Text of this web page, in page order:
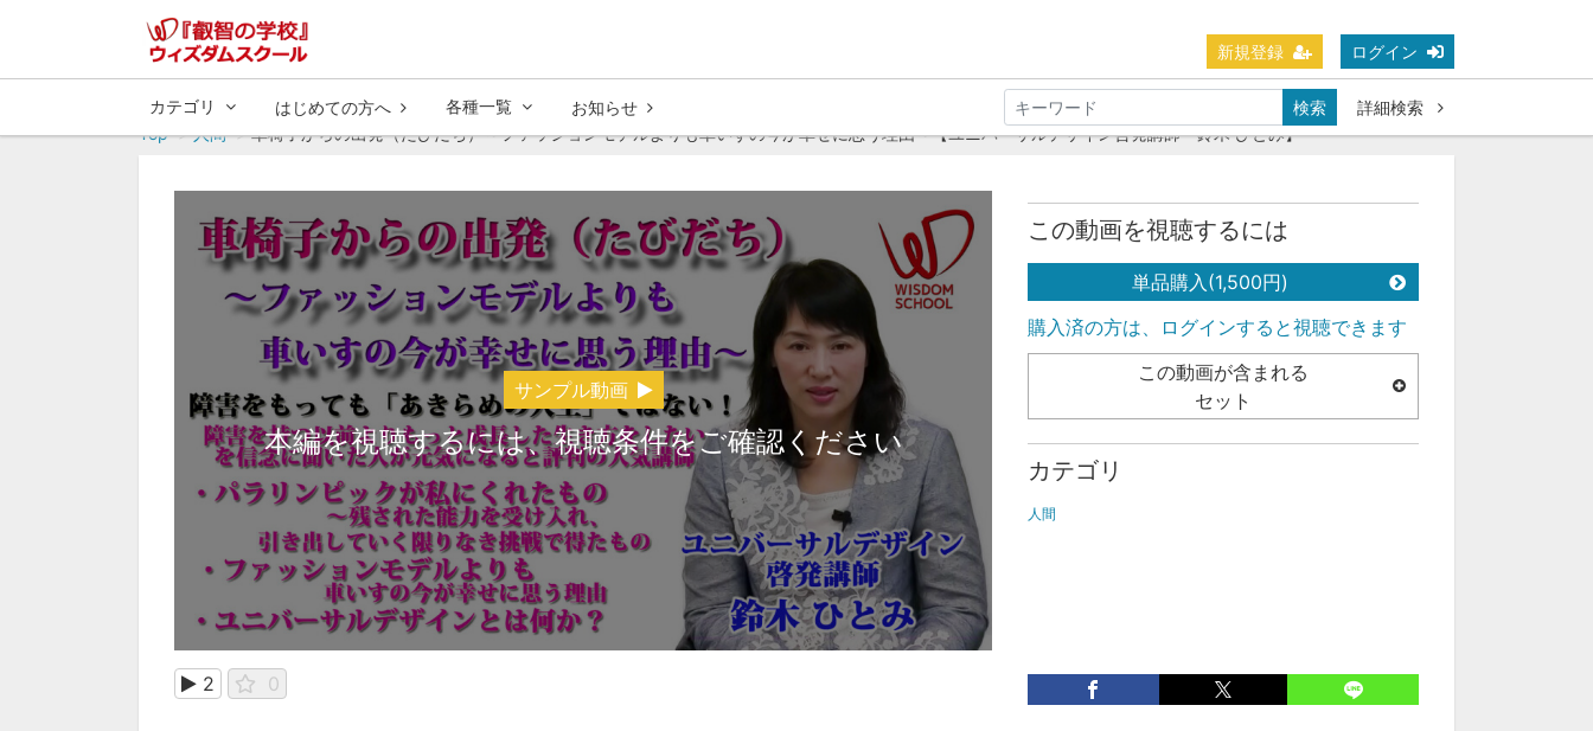
新規登録 ログイン
カテゴリ はじめての方へ 各種一覧 お知らせ 検索
詳細検索
Top
人間 車椅子からの出発（たびだち）～ファッションモデルよりも車いすの今が幸せに思う理由～【ユニバーサルデザイン啓発講師 鈴木 ひとみ】
サンプル動画
本編を視聴するには、視聴条件をご確認ください
2 0
この動画を視聴するには
単品購入(1,500円)
購入済の方は、ログインすると視聴できます
この動画が含まれる
セット
カテゴリ
人間